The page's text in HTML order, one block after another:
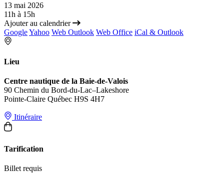
13 mai 2026
11h à 15h
Ajouter au calendrier
GoogleYahoo Web Outlook Web Office iCal & Outlook
Lieu
Centre nautique de la Baie-de-Valois
90 Chemin du Bord-du-Lac–Lakeshore
Pointe-Claire Québec H9S 4H7
Itinéraire
Tarification
Billet requis